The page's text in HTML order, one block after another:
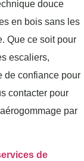
douce
en bois sans les
Que ce soit pour
escaliers,
de confiance pour
contacter pour
par
de